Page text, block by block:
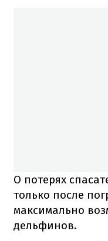
О потерях
только после
максимально
дельфинов.